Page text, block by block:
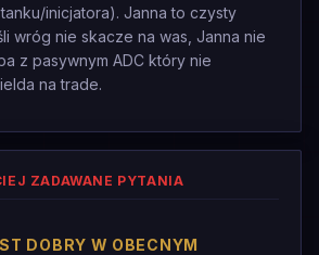
inicjatora). Janna to czysty
wróg nie skacze na was, Janna nie
z pasywnym ADC który nie
na trade.
ZADAWANE PYTANIA
DOBRY W OBECNYM